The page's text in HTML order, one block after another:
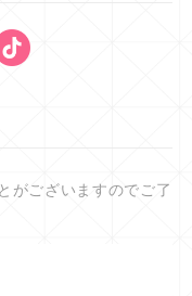
がございますのでご了